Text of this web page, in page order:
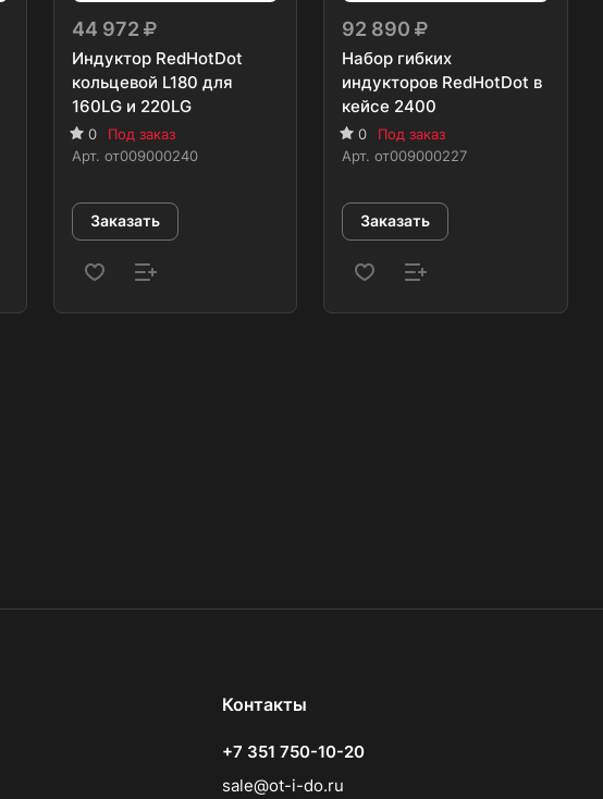
44 972
Индуктор RedHotDot
кольцевой L180 для
160LG и 220LG
0
Под заказ
Арт. от009000240
Заказать
92 890
Набор гибких
индукторов RedHotDot в
кейсе 2400
0
Под заказ
Арт.от009000227
Заказать
Контакты
+7 351 750-10-20
sale@ot-i-do.ru